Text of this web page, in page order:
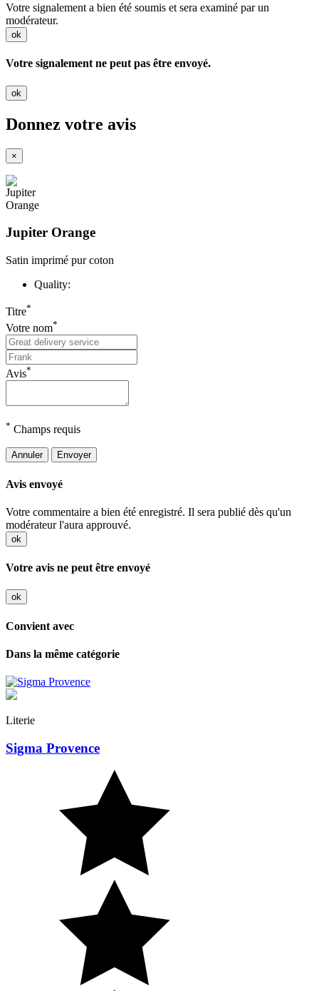
Votre signalement a bien été soumis et sera examiné par un
modérateur.
ok
Votre signalement ne peut pas être envoyé.
ok
Donnez votre avis
×
Jupiter Orange
Satin imprimé pur coton
Quality:
Titre*
Votre nom*
Avis*
* Champs requis
Annuler Envoyer
Avis envoyé
Votre commentaire a bien été enregistré. Il sera publié dès qu'un
modérateur l'aura approuvé.
ok
Votre avis ne peut être envoyé
ok
Convient avec
Dans la même catégorie
Literie
Sigma Provence